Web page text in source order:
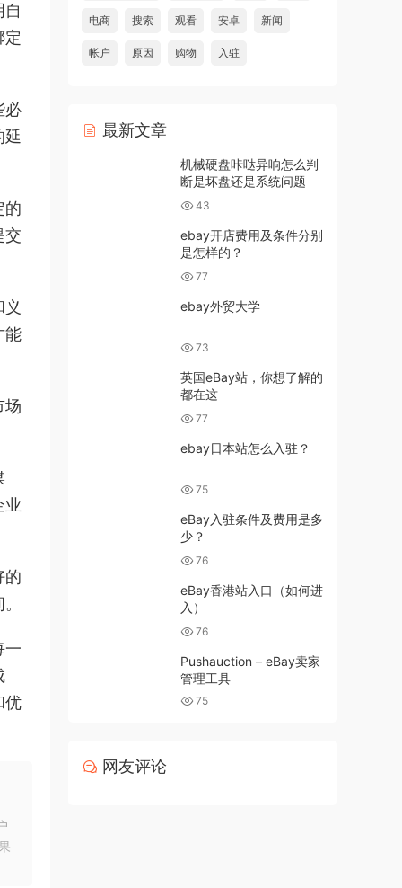
定
必
延
的
交
能
场
业
的
一
优
电商 搜索 观看 安卓 新闻
帐户 原因 购物 入驻
最新文章
机械硬盘咔哒异响怎么判
断是坏盘还是系统问题
43
ebay开店费用及条件分别
是怎样的？
77
ebay外贸大学
73
英国eBay站，你想了解的
都在这
77
ebay日本站怎么入驻？
75
eBay入驻条件及费用是多
少？
76
eBay香港站入口（如何进
入）
76
Pushauction – eBay卖家
管理工具
75
网友评论